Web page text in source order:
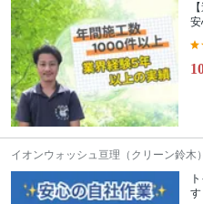
イオンウォッシュ亘理（クリーン鈴木）
す